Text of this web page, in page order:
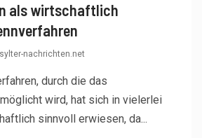
als wirtschaftlich
sylter-nachrichten.net
durch die das
wird, hat sich in vielerlei
sinnvoll erwiesen, da...